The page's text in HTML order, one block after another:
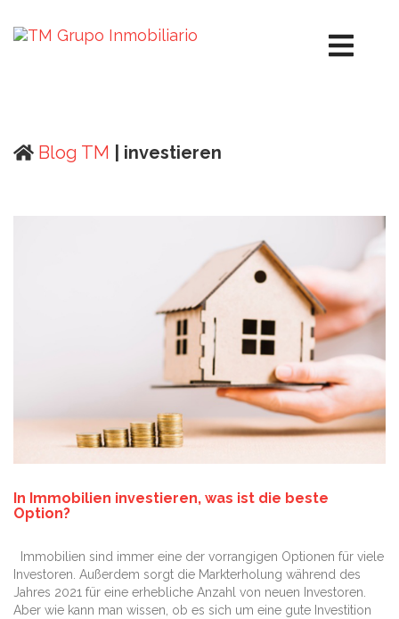
Blog TM | investieren
In Immobilien investieren, was ist die beste
Option?
Immobilien sind immer eine der vorrangigen Optionen für viele
Investoren. Außerdem sorgt die Markterholung während des
Jahres 2021 für eine erhebliche Anzahl von neuen Investoren.
Aber wie kann man wissen, ob es sich um eine gute Investition